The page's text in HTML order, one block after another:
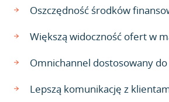
Oszczędność środków
Większą widoczność ofert w
Omnichannel dostosowany
Lepszą komunikację z